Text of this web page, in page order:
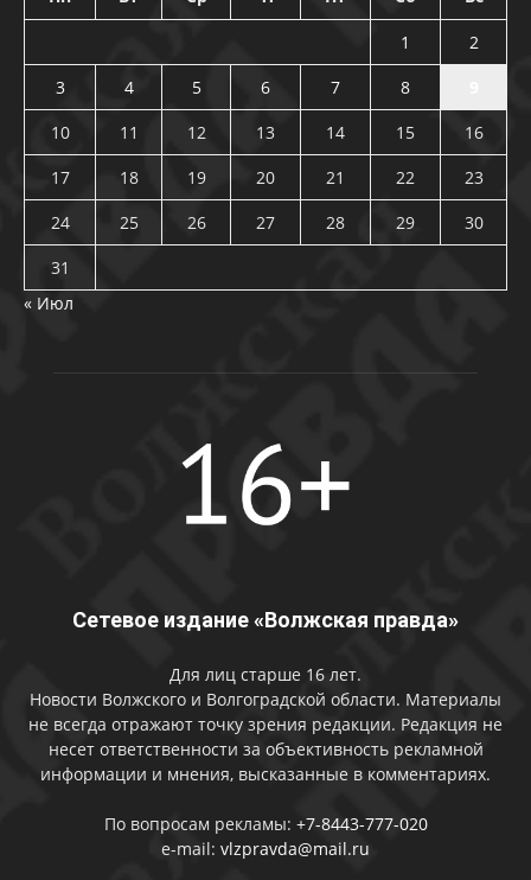
1
2
3
4 5 6 7 8
10
11 12 13 14 15
16
17
18 19 20 21 22
23
24
25 26 27 28 29
30
31
« Июл
Сетевое издание «Волжская правда»
Для лиц старше 16 лет.
Новости Волжского и Волгоградской области. Материалы
не всегда отражают точку зрения редакции. Редакция не
несет ответственности за объективность рекламной
информации и мнения, высказанные в комментариях.
По вопросам рекламы: +7-8443-777-020
e-mail: vlzpravda@mail.ru